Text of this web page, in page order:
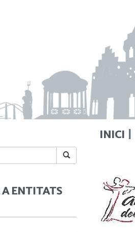
ENTITATS
INICI